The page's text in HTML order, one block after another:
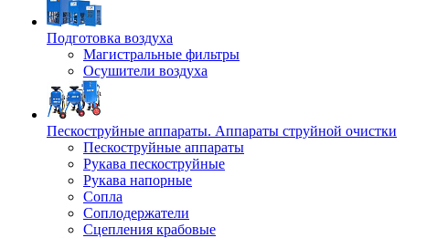
Подготовка воздуха
Магистральные фильтры
Осушители воздуха
Пескоструйные аппараты. Аппараты струйной очистки
Пескоструйные аппараты
Рукава пескоструйные
Рукава напорные
Сопла
Соплодержатели
Сцепления крабовые